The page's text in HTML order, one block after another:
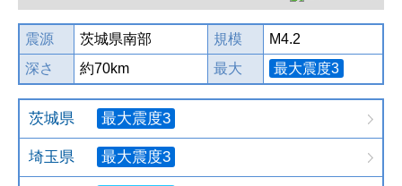
震源 茨城県南部 規模
M4.2
深さ
約70km 最大 最大震度3
茨城県 最大震度3
埼玉県 最大震度3